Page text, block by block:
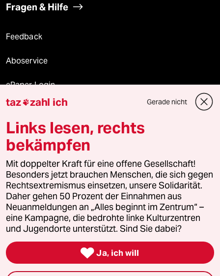
Fragen & Hilfe
Feedback
Aboservice
ePaper Login
Downloads für Abonnierende
© 2026 taz Verlags und Vertriebs GmbH
Alle Rechte vorbehalten. Bei rechtlichen Fragen oder für Genehmigungen
wenden Sie sich bitte an
lizenzen@taz.de
Feedback Redaktionsstatut Kommune-Richtlinien
Leitlinie Informant Datenschutz Impressum AGB
Seitenwende Einwilligungen widerrufen (Ads)
taz zahl ich Gerade nicht
Links lesen, rechts
bekämpfen
Mit doppelter Kraft für eine offene Gesellschaft!
Besonders jetzt brauchen Menschen, die sich gegen
Rechtsextremismus einsetzen, unsere Solidarität.
Daher gehen 50 Prozent der Einnahmen aus
Neuanmeldungen an „Alles beginnt im Zentrum“ –
eine Kampagne, die bedrohte linke Kulturzentren
und Jugendorte unterstützt. Sind Sie dabei?
 Ja, ich will